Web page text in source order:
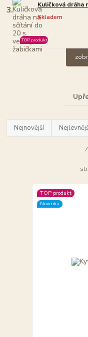
3. Kuličková dráha
Skladem
TOP produkt
Nejnovější
TOP produkt
Novinka